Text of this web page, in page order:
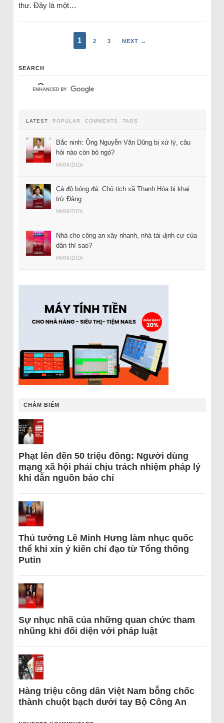
thư. Đây là một…
1 2 3 NEXT →
SEARCH
LATEST POPULAR COMMENTS TAGS
Bắc ninh: Ông Nguyễn Văn Dũng bị xử lý, câu
hỏi nào còn bỏ ngỏ?
08/08/2026
Cá độ bóng đá: Chủ tịch xã Thanh Hóa bị khai
trừ Đảng
08/08/2026
Nhà cho công an xây nhanh, nhà tái định cư của
dân thì sao?
08/08/2026
CHÂM BIẾM
Phạt lên đến 50 triệu đồng: Người dùng
mạng xã hội phải chịu trách nhiệm pháp lý
khi dẫn nguồn báo chí
Thủ tướng Lê Minh Hưng làm nhục quốc
thể khi xin ý kiến chỉ đạo từ Tổng thống
Putin
Sự nhục nhã của những quan chức tham
nhũng khi đối diện với pháp luật
Hàng triệu công dân Việt Nam bỗng chốc
thành chuột bạch dưới tay Bộ Công An